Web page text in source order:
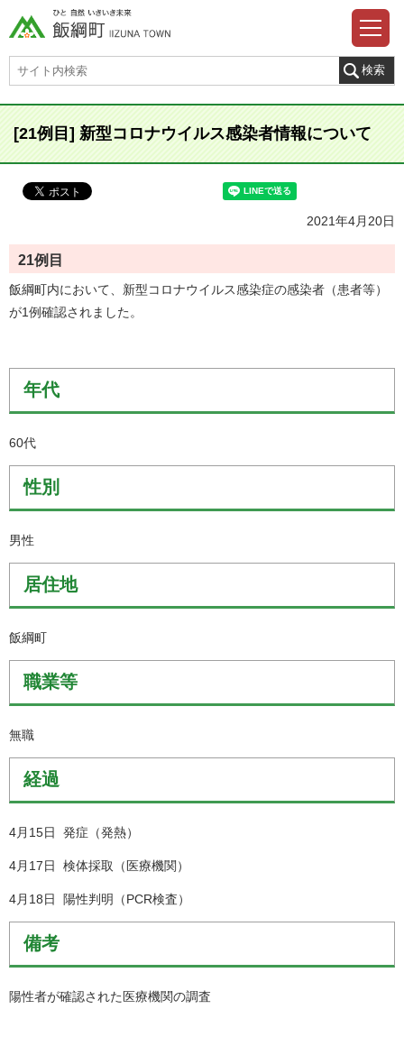
[21例目] 新型コロナウイルス感染者情報について
2021年4月20日
21例目
飯綱町内において、新型コロナウイルス感染症の感染者（患者等）
が1例確認されました。
年代
60代
性別
男性
居住地
飯綱町
職業等
無職
経過
4月15日 発症（発熱）
4月17日 検体採取（医療機関）
4月18日 陽性判明（PCR検査）
備考
陽性者が確認された医療機関の調査